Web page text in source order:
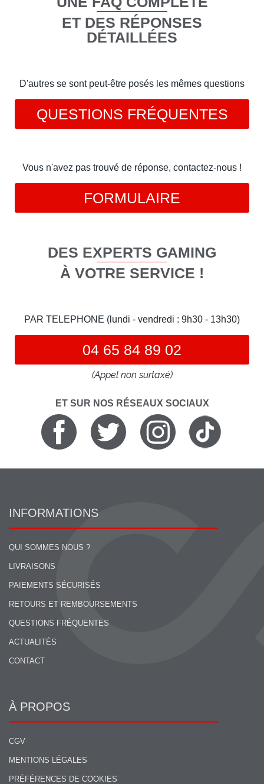
ET DES RÉPONSES
DÉTAILLÉES
D'autres se sont peut-être posés les mêmes questions
QUESTIONS FRÉQUENTES
Vous n'avez pas trouvé de réponse, contactez-nous !
FORMULAIRE
DES EXPERTS GAMING
À VOTRE SERVICE !
PAR TELEPHONE (lundi - vendredi : 9h30 - 13h30)
04 65 84 89 02
(Appel non surtaxé)
ET SUR NOS RÉSEAUX SOCIAUX
INFORMATIONS
QUI SOMMES NOUS ?
LIVRAISONS
PAIEMENTS SÉCURISÉS
RETOURS ET REMBOURSEMENTS
QUESTIONS FRÉQUENTES
ACTUALITÉS
CONTACT
À PROPOS
CGV
MENTIONS LÉGALES
PRÉFÉRENCES DE COOKIES